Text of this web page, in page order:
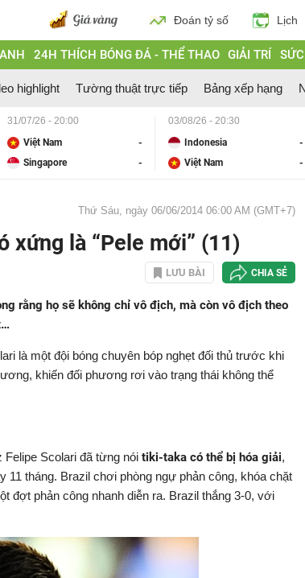
Đoán tỷ số Lịch
24H THÍCH BÓNG ĐÁ - THỂ THAO GIẢI TRÍ
highlight Tường thuật trực tiếp Bảng xếp hạng
31/07/26 - 20:00
Việt Nam
-
Singapore
-
03/08/26 - 20:30
Indonesia
-
Việt Nam
-
Thứ Sáu, ngày 06/06/2014 06:00 AM (GMT+7)
xứng là “Pele mới” (11)
LƯU BÀI CHIA SẺ
rằng họ sẽ không chỉ vô địch, mà còn vô địch theo
là một đội bóng chuyên bóp nghẹt đối thủ trước khi
khiến đối phương rơi vào trạng thái không thể
Scolari đã từng nói tiki-taka có thể bị hóa giải,
tháng. Brazil chơi phòng ngự phản công, khóa chặt
đợt phản công nhanh diễn ra. Brazil thắng 3-0, với